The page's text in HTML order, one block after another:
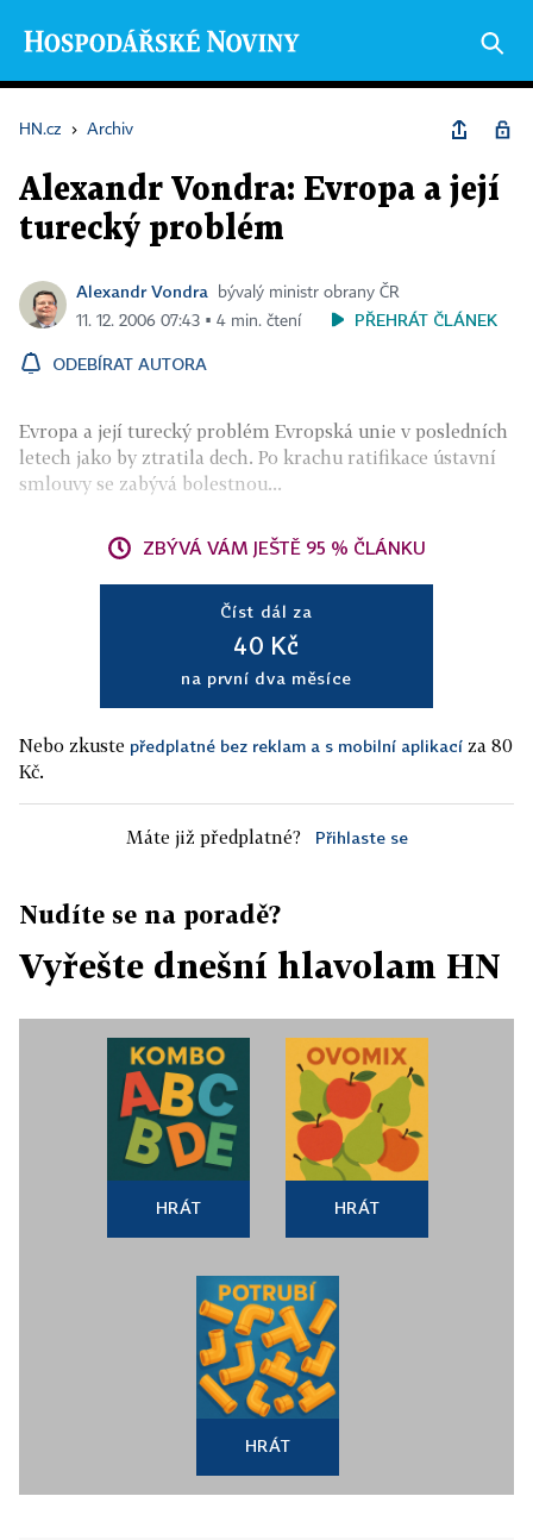
HN.cz › Archiv
Alexandr Vondra: Evropa a její
turecký problém
Alexandr Vondra
bývalý ministr obrany ČR
11. 12. 2006 07:43 ▪ 4 min. čtení
PŘEHRÁT ČLÁNEK
ODEBÍRAT AUTORA
Evropa a její turecký problém Evropská unie v posledních
letech jako by ztratila dech. Po krachu ratifikace ústavní
smlouvy se zabývá bolestnou...
ZBÝVÁ VÁM JEŠTĚ 95 % ČLÁNKU
Číst dál za
40 Kč
na první dva měsíce
Nebo zkuste předplatné bez reklam a s mobilní aplikací za 80
Kč.
Máte již předplatné? Přihlaste se
Nudíte se na poradě?
Vyřešte dnešní hlavolam HN
HRÁT HRÁT
HRÁT